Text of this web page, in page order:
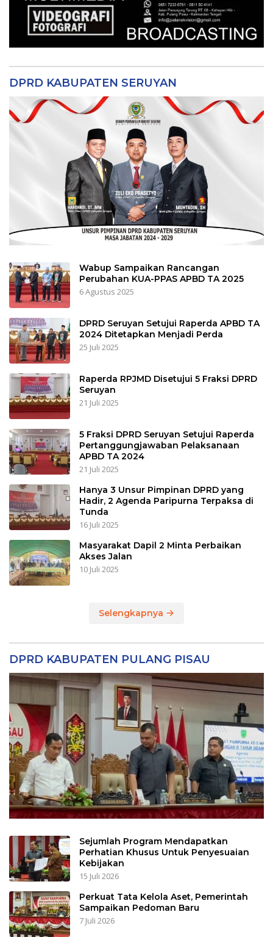
DPRD KABUPATEN SERUYAN
Wabup Sampaikan Rancangan
Perubahan KUA-PPAS APBD TA 2025
6 Agustus 2025
DPRD Seruyan Setujui Raperda APBD TA
2024 Ditetapkan Menjadi Perda
25 Juli 2025
Raperda RPJMD Disetujui 5 Fraksi DPRD
Seruyan
21 Juli 2025
5 Fraksi DPRD Seruyan Setujui Raperda
Pertanggungjawaban Pelaksanaan
APBD TA 2024
21 Juli 2025
Hanya 3 Unsur Pimpinan DPRD yang
Hadir, 2 Agenda Paripurna Terpaksa di
Tunda
16 Juli 2025
Masyarakat Dapil 2 Minta Perbaikan
Akses Jalan
10 Juli 2025
Selengkapnya
DPRD KABUPATEN PULANG PISAU
Sejumlah Program Mendapatkan
Perhatian Khusus Untuk Penyesuaian
Kebijakan
15 Juli 2026
Perkuat Tata Kelola Aset, Pemerintah
Sampaikan Pedoman Baru
7 Juli 2026